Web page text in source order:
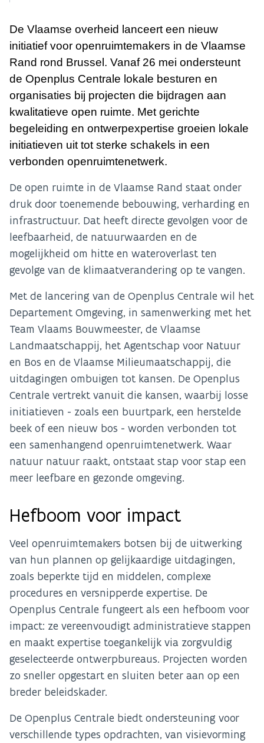
De Vlaamse overheid lanceert een nieuw
initiatief voor openruimtemakers in de Vlaamse
Rand rond Brussel. Vanaf 26 mei ondersteunt
de Openplus Centrale lokale besturen en
organisaties bij projecten die bijdragen aan
kwalitatieve open ruimte. Met gerichte
begeleiding en ontwerpexpertise groeien lokale
initiatieven uit tot sterke schakels in een
verbonden openruimtenetwerk.
De open ruimte in de Vlaamse Rand staat onder
druk door toenemende bebouwing, verharding en
infrastructuur. Dat heeft directe gevolgen voor de
leefbaarheid, de natuurwaarden en de
mogelijkheid om hitte en wateroverlast ten
gevolge van de klimaatverandering op te vangen.
Met de lancering van de Openplus Centrale wil het
Departement Omgeving, in samenwerking met het
Team Vlaams Bouwmeester, de Vlaamse
Landmaatschappij, het Agentschap voor Natuur
en Bos en de Vlaamse Milieumaatschappij, die
uitdagingen ombuigen tot kansen. De Openplus
Centrale vertrekt vanuit die kansen, waarbij losse
initiatieven - zoals een buurtpark, een herstelde
beek of een nieuw bos - worden verbonden tot
een samenhangend openruimtenetwerk. Waar
natuur natuur raakt, ontstaat stap voor stap een
meer leefbare en gezonde omgeving.
Hefboom voor impact
Veel openruimtemakers botsen bij de uitwerking
van hun plannen op gelijkaardige uitdagingen,
zoals beperkte tijd en middelen, complexe
procedures en versnipperde expertise. De
Openplus Centrale fungeert als een hefboom voor
impact: ze vereenvoudigt administratieve stappen
en maakt expertise toegankelijk via zorgvuldig
geselecteerde ontwerpbureaus. Projecten worden
zo sneller opgestart en sluiten beter aan op een
breder beleidskader.
De Openplus Centrale biedt ondersteuning voor
verschillende types opdrachten, van visievorming